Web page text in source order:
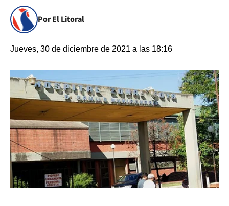
Por El Litoral
Jueves, 30 de diciembre de 2021 a las 18:16